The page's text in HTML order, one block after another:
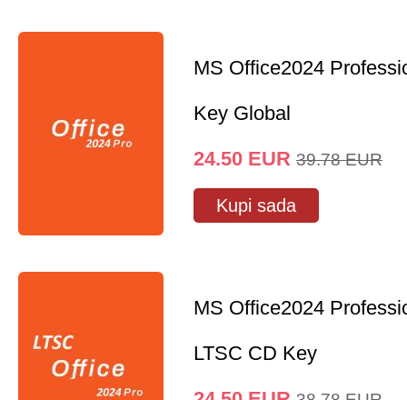
MS Office2024
Key Global
24.50 EUR 39.78 EUR
Kupi sada
MS Office2024
LTSC CD Key